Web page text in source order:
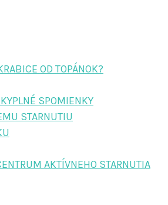
OD TOPÁNOK?
SPOMIENKY
STARNUTIU
AKTÍVNEHO STARNUTIA